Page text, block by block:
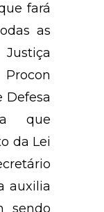
fará
as
Defesa
que
da Lei
auxilia
sendo